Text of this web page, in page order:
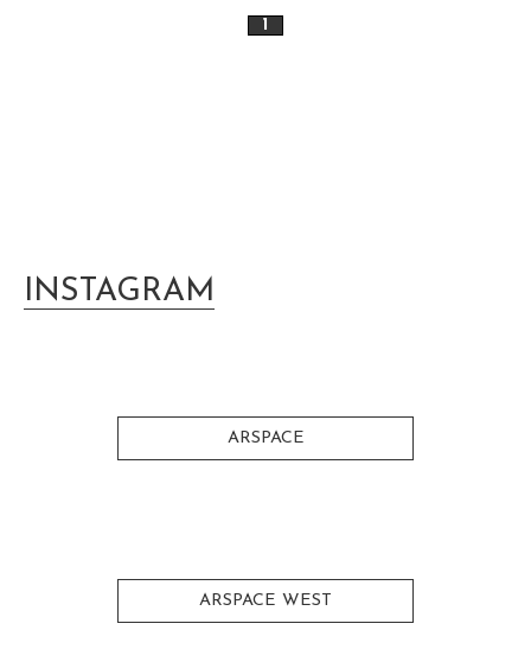
1
INSTAGRAM
ARSPACE
ARSPACE WEST